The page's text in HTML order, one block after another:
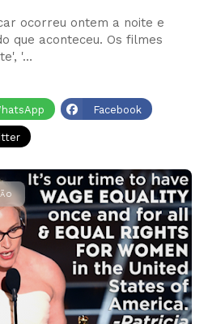
ocorreu ontem a noite e
que aconteceu. Os filmes
'…
Facebook